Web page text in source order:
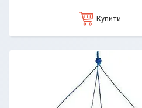
Купити